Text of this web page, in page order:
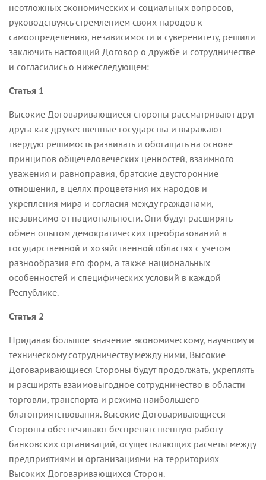
неотложных экономических и социальных вопросов,
руководствуясь стремлением своих народов к
самоопределению, независимости и суверенитету, решили
заключить настоящий Договор о дружбе и сотрудничестве
и согласились о нижеследующем:
Статья 1
Высокие Договаривающиеся стороны рассматривают друг
друга как дружественные государства и выражают
твердую решимость развивать и обогащать на основе
принципов общечеловеческих ценностей, взаимного
уважения и равноправия, братские двусторонние
отношения, в целях процветания их народов и
укрепления мира и согласия между гражданами,
независимо от национальности. Они будут расширять
обмен опытом демократических преобразований в
государственной и хозяйственной областях с учетом
разнообразия его форм, а также национальных
особенностей и специфических условий в каждой
Республике.
Статья 2
Придавая большое значение экономическому, научному и
техническому сотрудничеству между ними, Высокие
Договаривающиеся Стороны будут продолжать, укреплять
и расширять взаимовыгодное сотрудничество в области
торговли, транспорта и режима наибольшего
благоприятствования. Высокие Договаривающиеся
Стороны обеспечивают беспрепятственную работу
банковских организаций, осуществляющих расчеты между
предприятиями и организациями на территориях
Высоких Договаривающихся Сторон.